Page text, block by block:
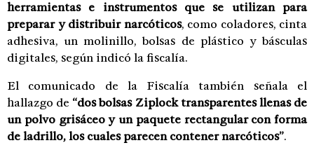
herramientas e instrumentos que se utilizan para
preparar y distribuir narcóticos, como coladores, cinta
adhesiva, un molinillo, bolsas de plástico y básculas
digitales, según indicó la fiscalía.
El comunicado de la Fiscalía también señala el
hallazgo de “dos bolsas Ziplock transparentes llenas de
un polvo grisáceo y un paquete rectangular con forma
de ladrillo, los cuales parecen contener narcóticos”.